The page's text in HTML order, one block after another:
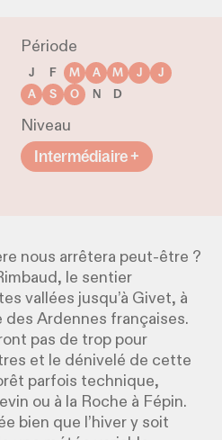
Période
J
F M A M J
J
A
S O N
D
Niveau
Intermédiaire +
nous arrêtera peut-être ?
le sentier
vallées jusqu’à Givet, à
des Ardennes françaises.
pas de trop pour
et le dénivelé de cette
parfois technique,
ou à la Roche à Fépin.
bien que l’hiver y soit